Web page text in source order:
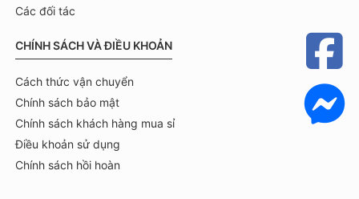
Các đối tác
CHÍNH SÁCH VÀ ĐIỀU KHOẢN
Cách thức vận chuyển
Chính sách bảo mật
Chính sách khách hàng mua sỉ
Điều khoản sử dụng
Chính sách hồi hoàn